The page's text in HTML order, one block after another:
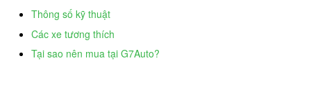
Thông số kỹ thuật
Các xe tương thích
Tại sao nên mua tại G7Auto?